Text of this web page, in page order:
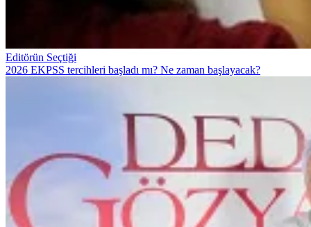
Editörün Seçtiği
2026 EKPSS tercihleri başladı mı? Ne zaman başlayacak?